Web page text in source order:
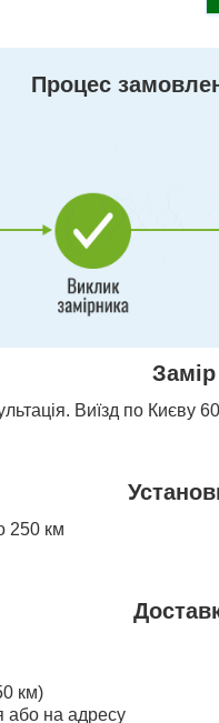
Процес
Замір
Виїзд по Києву
250 км
км)
або на адресу